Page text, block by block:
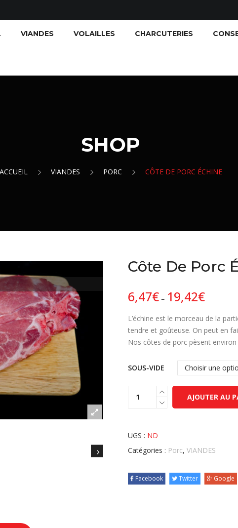
VIANDES VOLAILLES CHARCUTERIES
SHOP
VIANDES PORC CÔTE DE PORC ÉCHINE
Côte De Porc
6,47€ – 19,42€
L’échine est le morceau de la
tendre et goûteuse. On peut en
Nos côtes de porc pèsent environ
SOUS-VIDE
AJOUTER AU
UGS : ND
Catégories : Porc, VIANDES
Facebook Twitter Google